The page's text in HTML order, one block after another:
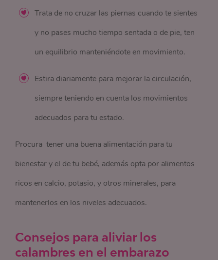
Trata de no cruzar las piernas cuando te sientes
y no pases mucho tiempo sentada o de pie, ten
un equilibrio manteniéndote en movimiento.
Estira diariamente para mejorar la circulación,
siempre teniendo en cuenta los movimientos
adecuados para tu estado.
Procura tener una buena alimentación para tu
bienestar y el de tu bebé, además opta por alimentos
ricos en calcio, potasio, y otros minerales, para
mantenerlos en los niveles adecuados.
Consejos para aliviar los
calambres en el embarazo